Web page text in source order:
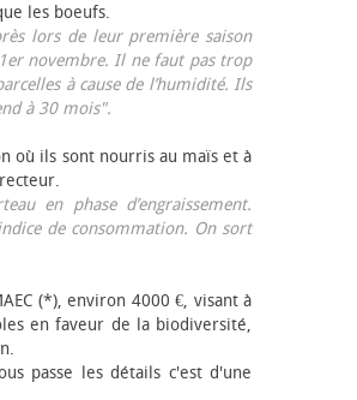
les bœufs.
lors de leur première saison
novembre. Il ne faut pas trop
à cause de l’humidité. Ils
à 30 mois".
où ils sont nourris au maïs et à
en phase d’engraissement.
de consommation. On sort
(*), environ 4000 €, visant à
en faveur de la biodiversité,
passe les détails c'est d'une